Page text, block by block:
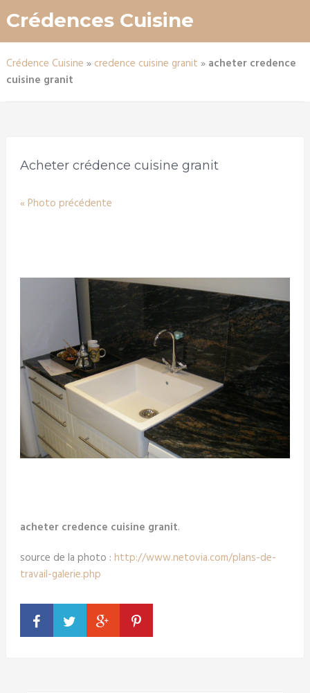
Crédences Cuisine
Crédence Cuisine » credence cuisine granit » acheter credence
cuisine granit
Acheter crédence cuisine granit
« Photo précédente
acheter credence cuisine granit.
source de la photo : http://www.netovia.com/plans-de-
travail-galerie.php